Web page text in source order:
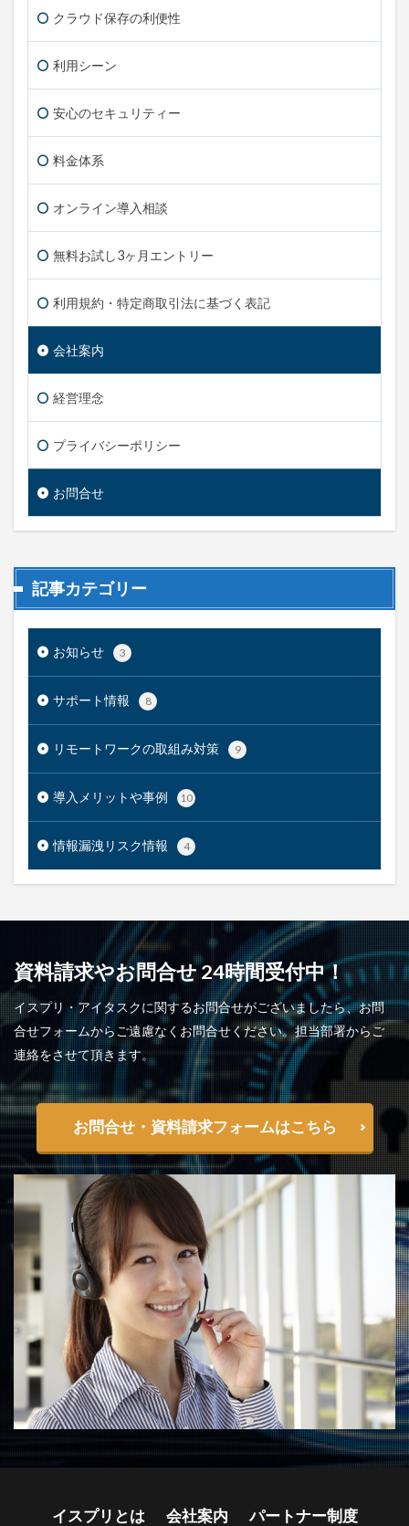
クラウド保存の利便性
利用シーン
安心のセキュリティー
料金体系
オンライン導入相談
無料お試し3ヶ月エントリー
利用規約・特定商取引法に基づく表記
会社案内
経営理念
プライバシーポリシー
お問合せ
記事カテゴリー
お知らせ 3
サポート情報 8
リモートワークの取組み対策 9
導入メリットや事例 10
情報漏洩リスク情報 4
資料請求やお問合せ 24時間受付中！
イスプリ・アイタスクに関するお問合せがございましたら、お問
合せフォームからご遠慮なくお問合せください。担当部署からご
連絡をさせて頂きます。
お問合せ・資料請求フォームはこちら
イスプリとは 会社案内 パートナー制度